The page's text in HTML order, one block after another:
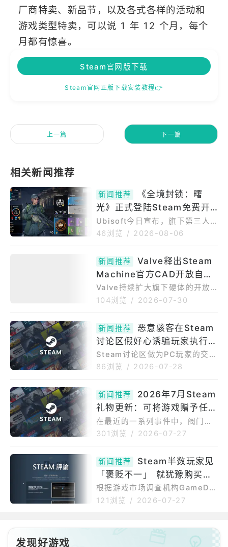
厂商特卖、新品节，以及各式各样的活动和
游戏类型特卖，可以说 1 年 12 个月，每个
月都有惊喜。
Steam官网版下载
Steam官网正版下载安装教程👉
上一篇 下一篇
新闻推荐
《全境封锁：曙
光》正式登陆Steam免费开
打！支援跨平台连线与进度
Ubisoft今日宣布，旗下第三人
称角色扮演射击游戏《全境封
于今年3月底率先登上手机游戏
平台，强调针对手机游戏环境进
行最佳化的操作系统，后来研发
团队于4月底透过UbisoftConn
ect应用程式推出PC版抢先体
台，希望结合行动装置与PC间的
跨平台游玩与跨平台进度，以扩
大市场。Ubisoft指出，《全境
46浏览 / 2026-08-06
新闻推荐
Valve释出Steam
Machine官方CAD开放自制
外壳配件 年底前候补有望拿
购买资格
Valve持续扩大旗下硬体的开放
性，SteamHardware官方部落
档，让玩家与改装爱好者能依照
精确尺寸设计制作各式客制化配
件，包括前面板、替换外壳、支
架、底座等3D列印配件。目前各
大通路仍持续缺货，Valve更新S
认AMD最新FSR4.1技术已透过P
rotonExperimental上线，并
104浏览 / 2026-07-30
新闻推荐
恶意骇客在Steam
讨论区假好心诱骗玩家执行修
复指令以「ClickFix」手法暗
装木马程式挖矿
Steam讨论区做为PC玩家的交流
平台，近期被揭露出现一波利用
家在论坛上回复求助贴文，实则
诱导受害者在电脑上执行恶意Po
werShell指令，暗中植入挖矿木
马程式。资安媒体bleepingcom
puter是透过读者回报得知此波
机帐号，锁定玩家在论坛上发布
的游戏当机、道具遗失等技术问
题求助贴文进行回复，佯装提
86浏览 / 2026-07-28
新闻推荐
2026年7月Steam
礼物更新：可将游戏赠予任何
人
在最近的一系列事件中，阀门刚
刚发布了2026年Steam最大的
大的变化。Valve刚刚调整了Ste
am礼物赠送功能的走向，让每个
人都能更轻松地为亲友赠送游
戏。全新的Steam礼物赠送政策
变更（2026年7月）允许用户通
外，Valve还简化了流程，支持
跨区域赠送和共享愿望单，以便
301浏览 / 2026-07-27
新闻推荐
Steam半数玩家见
「褒贬不一」 就犹豫购买市
调机构揭用户评论对销量影响
力
根据游戏市场调查机构GameDis
coverCo于7月24日公开的调查
低时，购买意愿会明显下降。显
示除了游戏本身的品质之外，St
121浏览 / 2026-07-27
发现好游戏